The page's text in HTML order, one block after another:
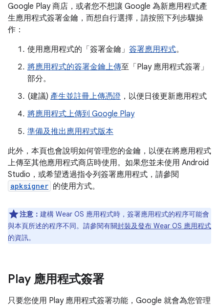
Google Play 商店，或者您不想讓 Google 為新應用程式產
生應用程式簽署金鑰，而想自行選擇，請按照下列步驟操
作：
使用應用程式的「簽署金鑰」 簽署應用程式。
將應用程式的簽署金鑰上傳至「Play 應用程式簽署」
部分。
(建議) 產生並註冊上傳憑證 ，以便日後更新應用程式
將應用程式上傳到 Google Play
準備及推出應用程式版本
此外，本頁也會說明如何管理您的金鑰，以便在將應用程式
上傳至其他應用程式商店時使用。如果您並未使用 Android
Studio，或希望透過指令列簽署應用程式，請參閱
apksigner 的使用方式。
注意： 建構 Wear OS 應用程式時，簽署應用程式的程序可能會
與本頁所述的程序不同。請參閱有關封裝及發布 Wear OS 應用程式
的資訊。
Play 應用程式簽署
只要您使用 Play 應用程式簽署功能，Google 就會為您管理